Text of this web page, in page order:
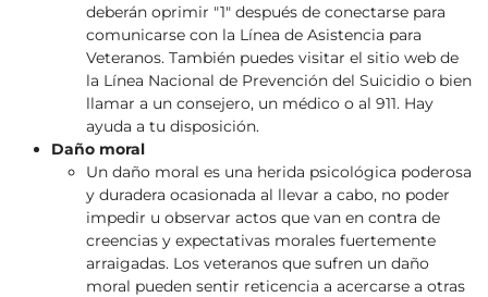
deberán oprimir "1" después de conectarse para
comunicarse con la Línea de Asistencia para
Veteranos. También puedes visitar el sitio web de
la Línea Nacional de Prevención del Suicidio o bien
llamar a un consejero, un médico o al 911. Hay
ayuda a tu disposición.
Daño moral
Un daño moral es una herida psicológica poderosa
y duradera ocasionada al llevar a cabo, no poder
impedir u observar actos que van en contra de
creencias y expectativas morales fuertemente
arraigadas. Los veteranos que sufren un daño
moral pueden sentir reticencia a acercarse a otras